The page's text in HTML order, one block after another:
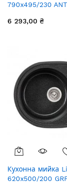
790x495/230
6 293,00 ₴
Кухонна мийка
620x500/200